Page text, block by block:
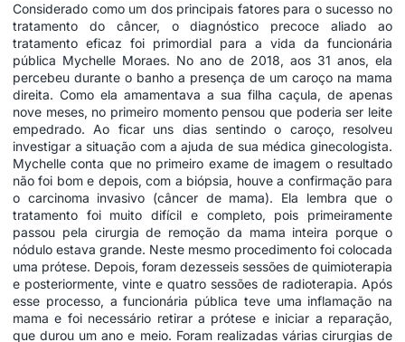
Considerado como um dos principais fatores para o sucesso no
tratamento do câncer, o diagnóstico precoce aliado ao
tratamento eficaz foi primordial para a vida da funcionária
pública Mychelle Moraes. No ano de 2018, aos 31 anos, ela
percebeu durante o banho a presença de um caroço na mama
direita. Como ela amamentava a sua filha caçula, de apenas
nove meses, no primeiro momento pensou que poderia ser leite
empedrado. Ao ficar uns dias sentindo o caroço, resolveu
investigar a situação com a ajuda de sua médica ginecologista.
Mychelle conta que no primeiro exame de imagem o resultado
não foi bom e depois, com a biópsia, houve a confirmação para
o carcinoma invasivo (câncer de mama). Ela lembra que o
tratamento foi muito difícil e completo, pois primeiramente
passou pela cirurgia de remoção da mama inteira porque o
nódulo estava grande. Neste mesmo procedimento foi colocada
uma prótese. Depois, foram dezesseis sessões de quimioterapia
e posteriormente, vinte e quatro sessões de radioterapia. Após
esse processo, a funcionária pública teve uma inflamação na
mama e foi necessário retirar a prótese e iniciar a reparação,
que durou um ano e meio. Foram realizadas várias cirurgias de